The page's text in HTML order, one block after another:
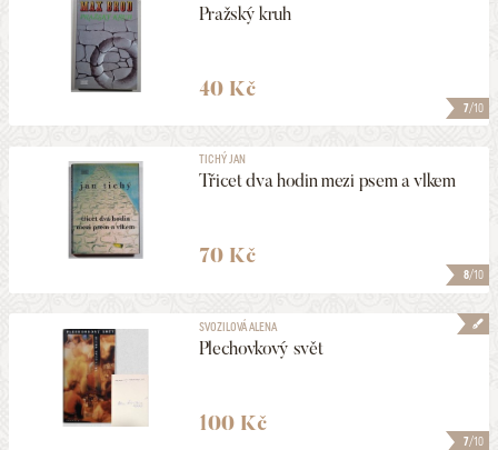
7/10
Pražský kruh
40 Kč
8/10
TICHÝ JAN
Třicet dva hodin mezi psem a vlkem
70 Kč
7/10
SVOZILOVÁ ALENA
Plechovkový svět
100 Kč